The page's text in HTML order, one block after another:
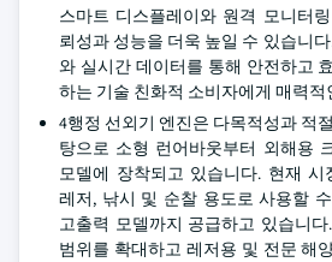
스마트 디스플레이와 원격 모니터
뢰성과 성능을 더욱 높일 수 있습니
와 실시간 데이터를 통해 안전하고
하는 기술 친화적 소비자에게 매력적
4행정 선외기 엔진은 다목적성과 적
탕으로 소형 런어바웃부터 외해용
모델에 장착되고 있습니다. 현재 시
레저, 낚시 및 순찰 용도로 사용할
고출력 모델까지 공급하고 있습니
범위를 확대하고 레저용 및 전문 해